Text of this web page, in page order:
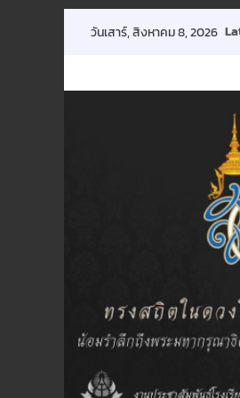
วันเสาร์, สิงหาคม 8, 2026